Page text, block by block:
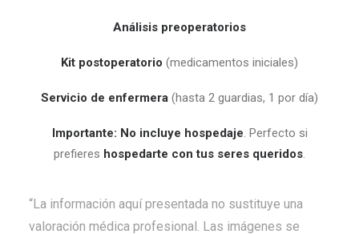
Análisis preoperatorios
Kit postoperatorio (medicamentos iniciales)
Servicio de enfermera (hasta 2 guardias, 1 por día)
Importante: No incluye hospedaje. Perfecto si
prefieres hospedarte con tus seres queridos.
“La información aquí presentada no sustituye una
valoración médica profesional. Las imágenes se